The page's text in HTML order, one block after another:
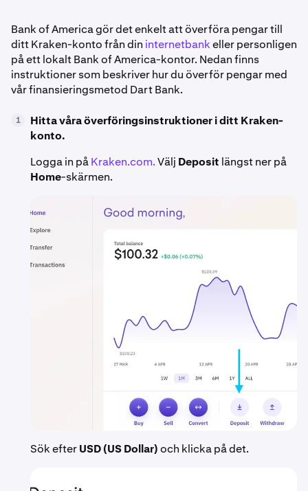
Bank of America gör det enkelt att överföra pengar till
ditt Kraken-konto från din internetbankeller personligen
på ett lokalt Bank of America-kontor. Nedan finns
instruktioner som beskriver hur du överför pengar med
vår finansieringsmetod Dart Bank.
1
Hitta våra överföringsinstruktioner i ditt Kraken-
konto.
Logga in påKraken.com.Välj Deposit längst ner på
Home-skärmen.
Sök efterUSD (US Dollar)och klicka på det.